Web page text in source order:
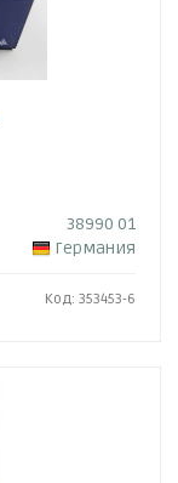
38990 01
Германия
Код: 353453-6